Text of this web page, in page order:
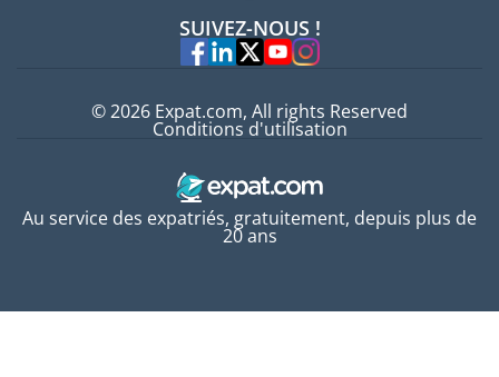
Experts
SUIVEZ-NOUS !
Au service des expatriés, gratuitement, depuis plus de
20 ans
© 2026 Expat.com, All rights Reserved
Conditions d'utilisation